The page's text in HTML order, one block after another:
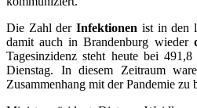
Die Zahl derInfektionen ist in den
damit auch in Brandenburg wieder
Tagesinzidenz steht heute bei
Dienstag. In diesem Zeitraum
Zusammenhang mit der Pandemie zu